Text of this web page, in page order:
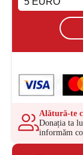
Alătură-te
Donația ta
informăm